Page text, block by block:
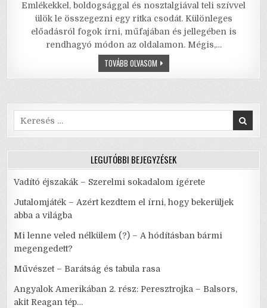
c
e
b
k
it
te
r
ai
l
ai
l
at
s
A
ar
e
Emlékekkel, boldogsággal és nosztalgiával teli szívvel
ülök le összegezni egy ritka csodát. Különleges
előadásról fogok írni, műfajában és jellegében is
rendhagyó módon az oldalamon. Mégis,…
TOVÁBB OLVASOMEDDA
MUSICAL
–
(2.0)
–
ROCK
N’
ROLL
SZIGLIGETEN
Search
for:
LEGUTÓBBI BEJEGYZÉSEK
Vadító éjszakák – Szerelmi sokadalom ígérete
Jutalomjáték – Azért kezdtem el írni, hogy bekerüljek
abba a világba
Mi lenne veled nélkülem (?) – A hódításban bármi
megengedett?
Művészet – Barátság és tabula rasa
Angyalok Amerikában 2. rész: Peresztrojka – Balsors,
akit Reagan tép…